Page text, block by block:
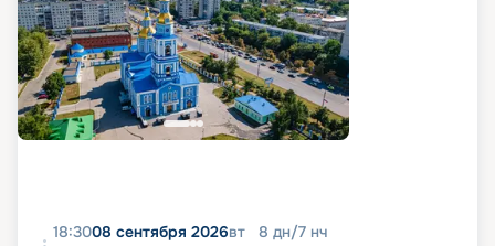
18:3008 сентября 2026вт 8 дн/7 нч